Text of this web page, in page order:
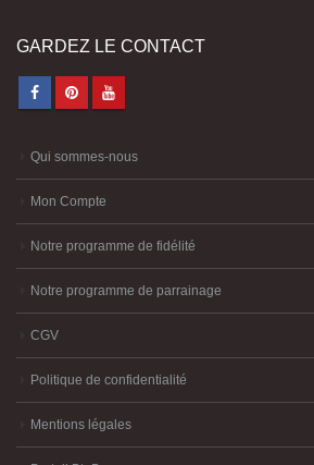
GARDEZ LE CONTACT
Qui sommes-nous
Mon Compte
Notre programme de fidélité
Notre programme de parrainage
CGV
Politique de confidentialité
Mentions légales